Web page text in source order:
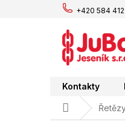
+420 584
Kontakty
Domů